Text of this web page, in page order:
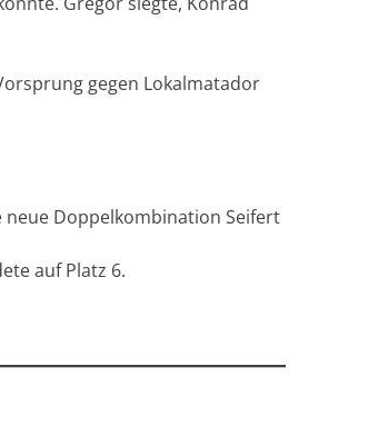
gegen Lokalmatador
neue Doppelkombination Seifert
auf Platz 6.